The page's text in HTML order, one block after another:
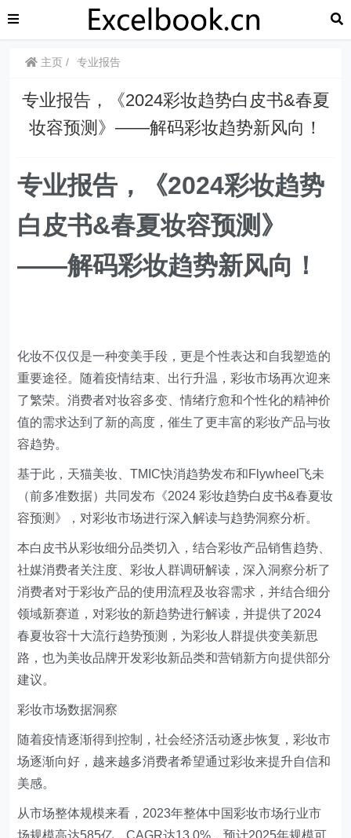
主页 专业报告
专业报告，《2024彩妆趋势白皮书&春夏
妆容预测》——解码彩妆趋势新风向！
专业报告，《2024彩妆趋势
白皮书&春夏妆容预测》
——解码彩妆趋势新风向！
化妆不仅仅是一种变美手段，更是个性表达和自我塑造的
重要途径。随着疫情结束、出行升温，彩妆市场再次迎来
了繁荣。消费者对妆容多变、情绪疗愈和个性化的精神价
值的需求达到了新的高度，催生了更丰富的彩妆产品与妆
容趋势。
基于此，天猫美妆、TMIC快消趋势发布和Flywheel飞未
（前多准数据）共同发布《2024 彩妆趋势白皮书&春夏妆
容预测》，对彩妆市场进行深入解读与趋势洞察分析。
本白皮书从彩妆细分品类切入，结合彩妆产品销售趋势、
社媒消费者关注度、彩妆人群调研解读，深入洞察分析了
消费者对于彩妆产品的使用流程及妆容需求，并结合细分
领域新赛道，对彩妆的新趋势进行解读，并提供了2024
春夏妆容十大流行趋势预测，为彩妆人群提供变美新思
路，也为美妆品牌开发彩妆新品类和营销新方向提供部分
建议。
彩妆市场数据洞察
随着疫情逐渐得到控制，社会经济活动逐步恢复，彩妆市
场逐渐向好，越来越多消费者希望通过彩妆来提升自信和
美感。
从市场整体规模来看，2023年整体中国彩妆市场行业市
场规模高达585亿，CAGR达13.0%，预计2025年规模可